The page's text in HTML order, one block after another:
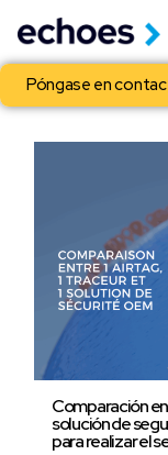
Póngase en
Comparación
solución de
para realizar el